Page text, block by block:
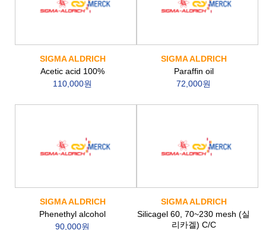
SIGMA ALDRICH
Acetic acid 100%
110,000원
SIGMA ALDRICH
Paraffin oil
72,000원
SIGMA ALDRICH
Phenethyl alcohol
90,000원
SIGMA ALDRICH
Silicagel 60, 70~230 mesh (실
리카겔) C/C